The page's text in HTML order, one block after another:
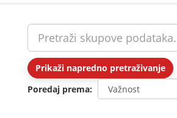
Prikaži napredno pretraživanje
Poredaj prema